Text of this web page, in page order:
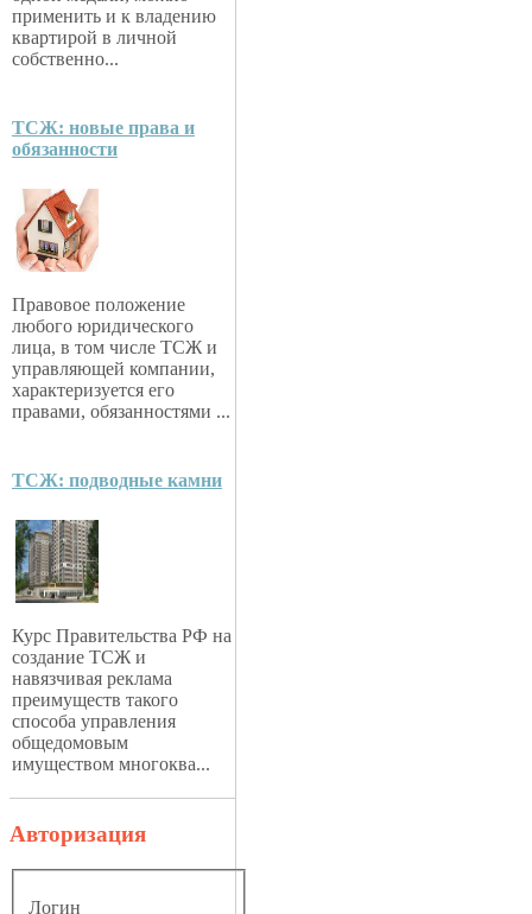
применить и к владению
квартирой в личной
собственно...
ТСЖ: новые права и
обязанности
Правовое положение
любого юридического
лица, в том числе ТСЖ и
управляющей компании,
характеризуется его
правами, обязанностями ...
ТСЖ: подводные камни
Курс Правительства РФ на
создание ТСЖ и
навязчивая реклама
преимуществ такого
способа управления
общедомовым
имуществом многоква...
Авторизация
Логин